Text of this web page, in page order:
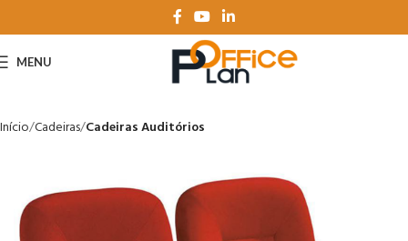
MENU
Início Cadeiras Cadeiras Auditórios